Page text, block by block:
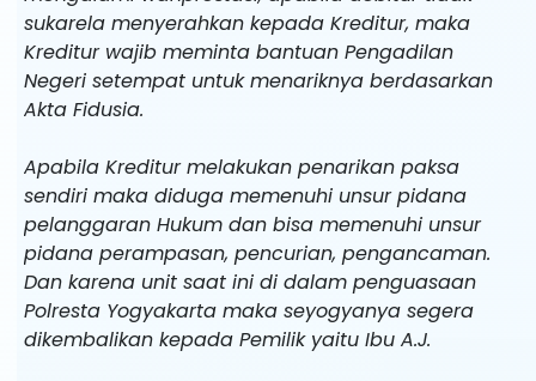
sukarela menyerahkan kepada Kreditur, maka
Kreditur wajib meminta bantuan Pengadilan
Negeri setempat untuk menariknya berdasarkan
Akta Fidusia.
Apabila Kreditur melakukan penarikan paksa
sendiri maka diduga memenuhi unsur pidana
pelanggaran Hukum dan bisa memenuhi unsur
pidana perampasan, pencurian, pengancaman.
Dan karena unit saat ini di dalam penguasaan
Polresta Yogyakarta maka seyogyanya segera
dikembalikan kepada Pemilik yaitu Ibu A.J.